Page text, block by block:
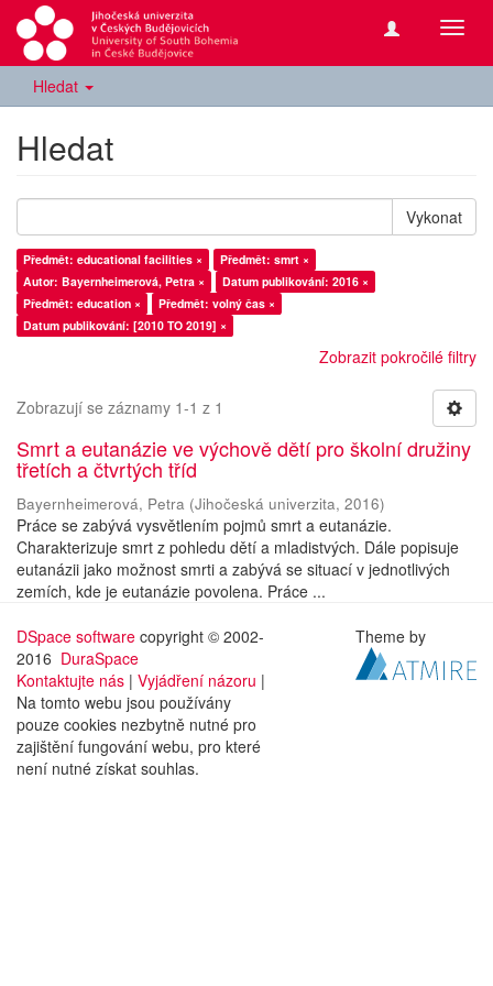
Hledat
Hledat
Vykonat
Předmět: educational facilities ×
Předmět: smrt ×
Autor: Bayernheimerová, Petra ×
Datum publikování: 2016 ×
Předmět: education ×
Předmět: volný čas ×
Datum publikování: [2010 TO 2019] ×
Zobrazit pokročilé filtry
Zobrazují se záznamy 1-1 z 1
Smrt a eutanázie ve výchově dětí pro školní družiny
třetích a čtvrtých tříd
Bayernheimerová, Petra (Jihočeská univerzita, 2016)
Práce se zabývá vysvětlením pojmů smrt a eutanázie.
Charakterizuje smrt z pohledu dětí a mladistvých. Dále popisuje
eutanázii jako možnost smrti a zabývá se situací v jednotlivých
zemích, kde je eutanázie povolena. Práce ...
DSpace software copyright © 2002-
2016 DuraSpace
Kontaktujte nás | Vyjádření názoru |
Na tomto webu jsou používány
pouze cookies nezbytně nutné pro
zajištění fungování webu, pro které
není nutné získat souhlas.
Theme by